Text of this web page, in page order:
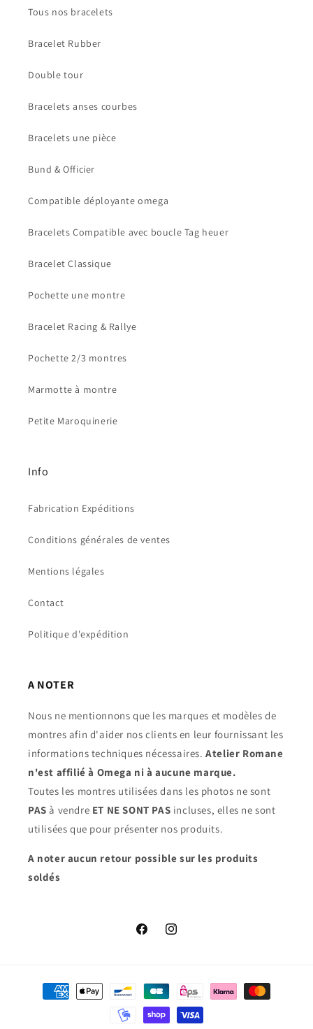
Tous nos bracelets
Bracelet Rubber
Double tour
Bracelets anses courbes
Bracelets une pièce
Bund & Officier
Compatible déployante omega
Bracelets Compatible avec boucle Tag heuer
Bracelet Classique
Pochette une montre
Bracelet Racing & Rallye
Pochette 2/3 montres
Marmotte à montre
Petite Maroquinerie
Info
Fabrication Expéditions
Conditions générales de ventes
Mentions légales
Contact
Politique d'expédition
A NOTER
Nous ne mentionnons que les marques et modèles de
montres afin d'aider nos clients en leur fournissant les
informations techniques nécessaires. Atelier Romane
n'est affilié à Omega ni à aucune marque.
Toutes les montres utilisées dans les photos ne sont
PAS à vendre ET NE SONT PAS incluses, elles ne sont
utilisées que pour présenter nos produits.
A noter aucun retour possible sur les produits
soldés
FacebookInstagram
Moyens